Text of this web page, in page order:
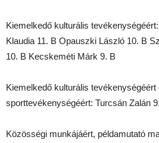
Kiemelkedő kulturális
Klaudia 11. B Opauszki László 10. B
10. B Kecskeméti Márk 9. B
Kiemelkedő kulturális
sporttevékenységéért: Turcsán Zalán
Közösségi munkájáért, példamutató